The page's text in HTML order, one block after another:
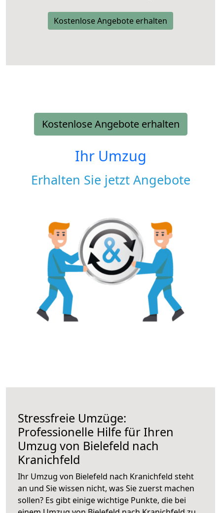
Kostenlose Angebote erhalten
Kostenlose Angebote erhalten
Ihr Umzug
Erhalten Sie jetzt Angebote
Stressfreie Umzüge:
Professionelle Hilfe für Ihren
Umzug von Bielefeld nach
Kranichfeld
Ihr Umzug von Bielefeld nach Kranichfeld steht
an und Sie wissen nicht, was Sie zuerst machen
sollen? Es gibt einige wichtige Punkte, die bei